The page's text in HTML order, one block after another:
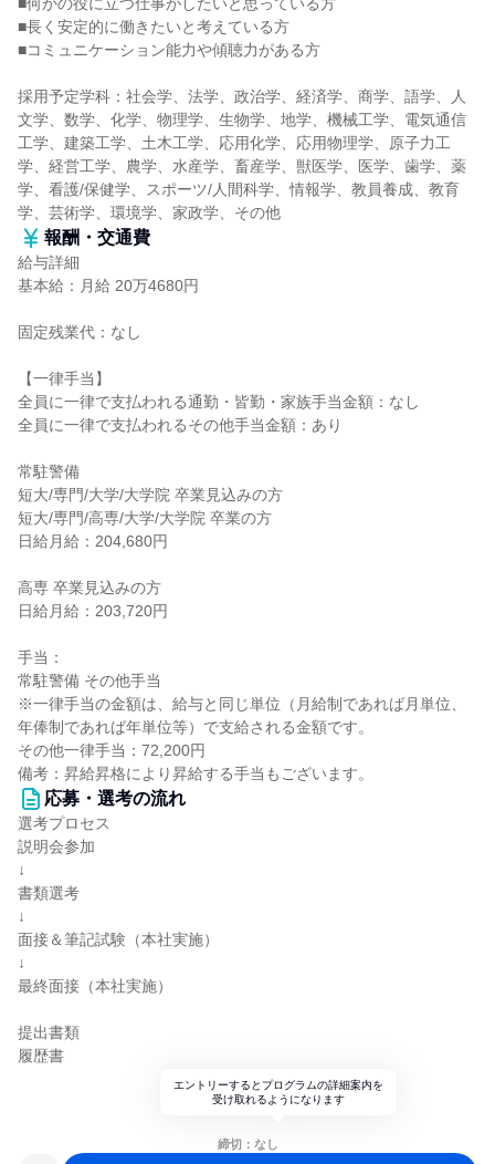
■長く安定的に働きたいと考えている方
■コミュニケーション能力や傾聴力がある方
採用予定学科：社会学、法学、政治学、経済学、商学、語学、人
文学、数学、化学、物理学、生物学、地学、機械工学、電気通信
工学、建築工学、土木工学、応用化学、応用物理学、原子力工
学、経営工学、農学、水産学、畜産学、獣医学、医学、歯学、薬
学、看護/保健学、スポーツ/人間科学、情報学、教員養成、教育
学、芸術学、環境学、家政学、その他
報酬・交通費
給与詳細
基本給：月給 20万4680円
固定残業代：なし
【一律手当】
全員に一律で支払われる通勤・皆勤・家族手当金額：なし
全員に一律で支払われるその他手当金額：あり
常駐警備
短大/専門/大学/大学院 卒業見込みの方
短大/専門/高専/大学/大学院 卒業の方
日給月給：204,680円
高専 卒業見込みの方
日給月給：203,720円
手当：
常駐警備 その他手当
※一律手当の金額は、給与と同じ単位（月給制であれば月単位、
年俸制であれば年単位等）で支給される金額です。
その他一律手当：72,200円
備考：昇給昇格により昇給する手当もございます。
応募・選考の流れ
選考プロセス
説明会参加
↓
書類選考
↓
面接＆筆記試験（本社実施）
↓
最終面接（本社実施）
提出書類
履歴書
エントリーするとプログラムの詳細案内を
受け取れるようになります
締切：なし